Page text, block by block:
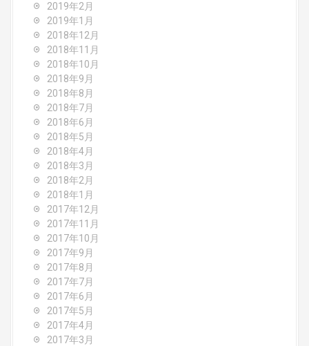
2019年2月
2019年1月
2018年12月
2018年11月
2018年10月
2018年9月
2018年8月
2018年7月
2018年6月
2018年5月
2018年4月
2018年3月
2018年2月
2018年1月
2017年12月
2017年11月
2017年10月
2017年9月
2017年8月
2017年7月
2017年6月
2017年5月
2017年4月
2017年3月